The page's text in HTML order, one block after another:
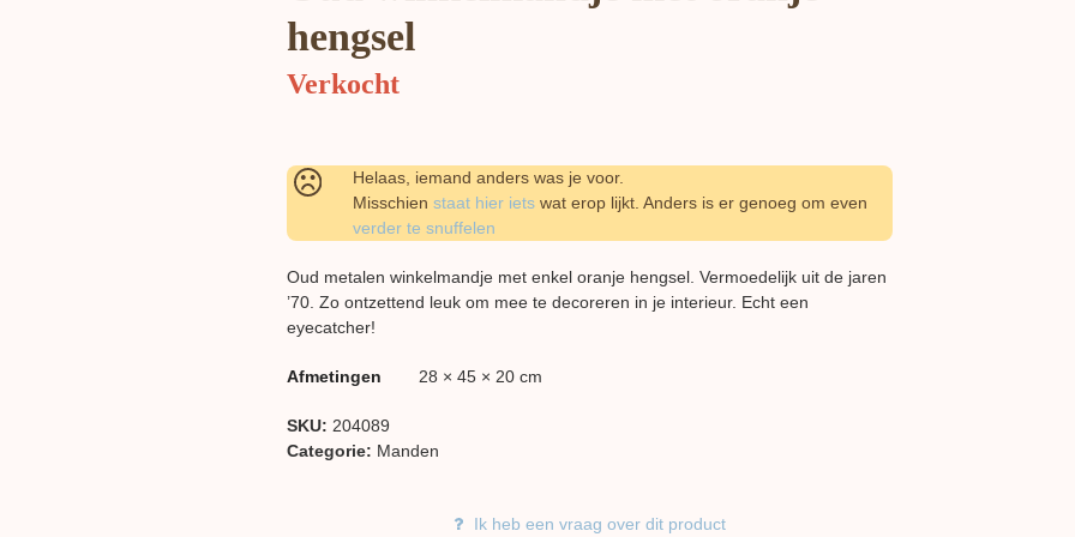
hengsel
Verkocht
Helaas, iemand anders was je voor.
Misschien staat hier iets wat erop lijkt. Anders is er genoeg om even
verder te snuffelen
Oud metalen winkelmandje met enkel oranje hengsel. Vermoedelijk uit de jaren
’70. Zo ontzettend leuk om mee te decoreren in je interieur. Echt een
eyecatcher!
Afmetingen 28 × 45 × 20 cm
SKU: 204089
Categorie: Manden
Ik heb een vraag over dit product